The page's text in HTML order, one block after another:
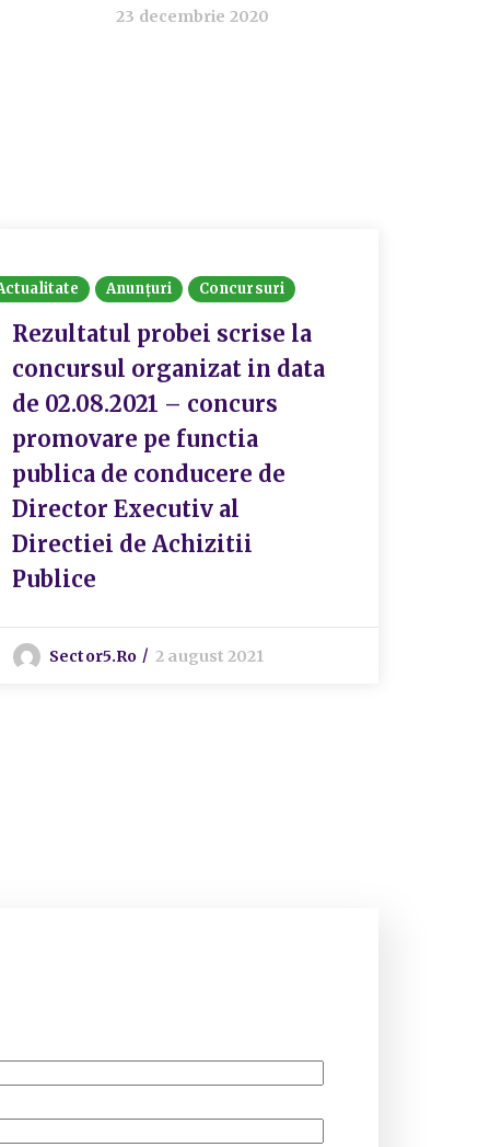
23 decembrie 2020
Anunțuri Concursuri
Rezultatul probei scrise la
concursul organizat in data
de 02.08.2021 – concurs
promovare pe functia
publica de conducere de
Director Executiv al
Directiei de Achizitii
Publice
Sector5.ro 2 august 2021